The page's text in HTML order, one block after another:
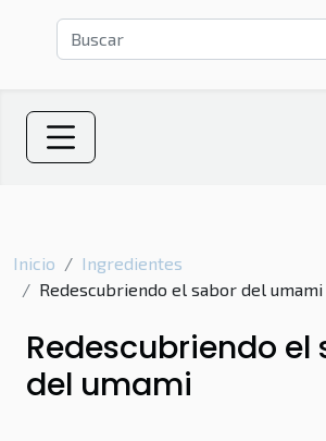
Inicio
Ingredientes
Redescubriendo el sabor del umami
Redescubriendo el
del umami